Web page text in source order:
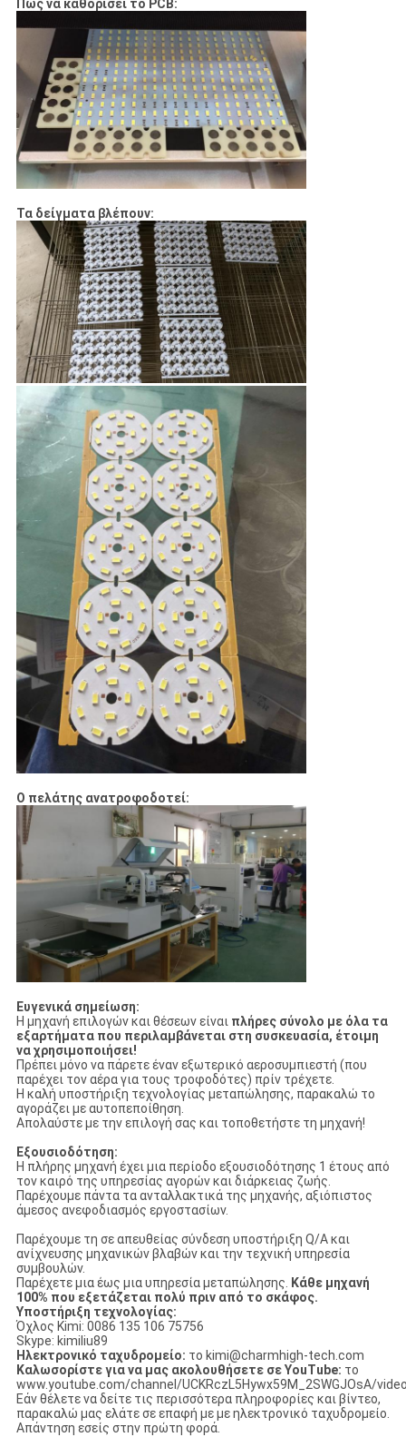
Πώς να καθορίσει το PCB:
Τα δείγματα βλέπουν:
Ο πελάτης ανατροφοδοτεί:
Ευγενικά σημείωση:
Η μηχανή επιλογών και θέσεων είναι πλήρες σύνολο με όλα τα
εξαρτήματα που περιλαμβάνεται στη συσκευασία, έτοιμη
να χρησιμοποιήσει!
Πρέπει μόνο να πάρετε έναν εξωτερικό αεροσυμπιεστή (που
παρέχει τον αέρα για τους τροφοδότες) πρίν τρέχετε.
Η καλή υποστήριξη τεχνολογίας μεταπώλησης, παρακαλώ το
αγοράζει με αυτοπεποίθηση.
Απολαύστε με την επιλογή σας και τοποθετήστε τη μηχανή!
Εξουσιοδότηση:
Η πλήρης μηχανή έχει μια περίοδο εξουσιοδότησης 1 έτους από
τον καιρό της υπηρεσίας αγορών και διάρκειας ζωής.
Παρέχουμε πάντα τα ανταλλακτικά της μηχανής, αξιόπιστος
άμεσος ανεφοδιασμός εργοστασίων.
Παρέχουμε τη σε απευθείας σύνδεση υποστήριξη Q/A και
ανίχνευσης μηχανικών βλαβών και την τεχνική υπηρεσία
συμβουλών.
Παρέχετε μια έως μια υπηρεσία μεταπώλησης. Κάθε μηχανή
100% που εξετάζεται πολύ πριν από το σκάφος.
Υποστήριξη τεχνολογίας:
Όχλος Kimi: 0086 135 106 75756
Skype: kimiliu89
Ηλεκτρονικό ταχυδρομείο: το kimi@charmhigh-tech.com
Καλωσορίστε για να μας ακολουθήσετε σε YouTube: το
www.youtube.com/channel/UCKRczL5Hywx59M_2SWGJOsA/
Εάν θέλετε να δείτε τις περισσότερα πληροφορίες και βίντεο,
παρακαλώ μας ελάτε σε επαφή με με ηλεκτρονικό ταχυδρομείο.
Απάντηση εσείς στην πρώτη φορά.